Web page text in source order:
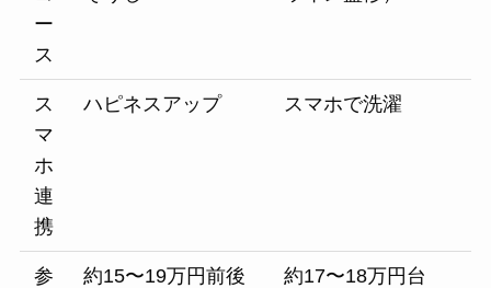
ー
ス
ス
マ
ホ
連
携
ハピネスアップ スマホで洗濯
参
約15〜19万円前後 約17〜18万円台